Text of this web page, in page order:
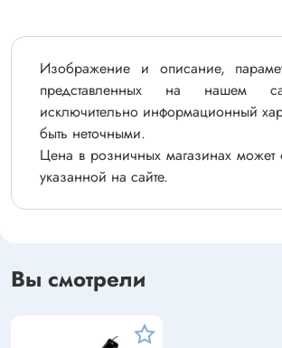
Изображение и описание,
представленных на нашем
исключительно информационный
быть неточными.
Цена в розничных магазинах может
указанной на сайте.
Вы смотрели